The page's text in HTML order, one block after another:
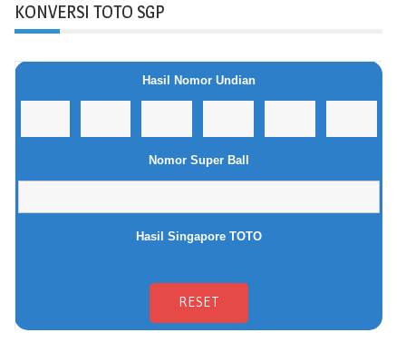
KONVERSI TOTO SGP
Hasil Nomor Undian
Nomor Super Ball
Hasil Singapore TOTO